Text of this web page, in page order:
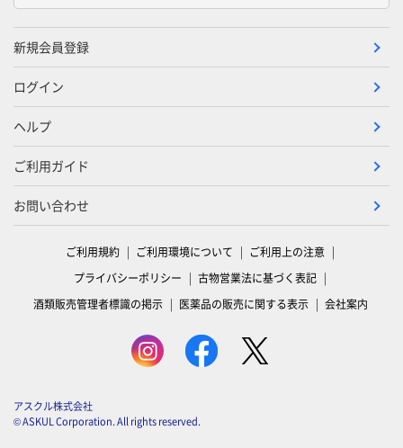
新規会員登録
ログイン
ヘルプ
ご利用ガイド
お問い合わせ
ご利用規約 ご利用環境について
ご利用上の注意
プライバシーポリシー
古物営業法に基づく表記
酒類販売管理者標識の掲示
医薬品の販売に関する表示 会社案内
アスクル株式会社
© ASKUL Corporation. All rights reserved.